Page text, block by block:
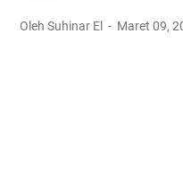
Oleh Suhinar El Maret 09,